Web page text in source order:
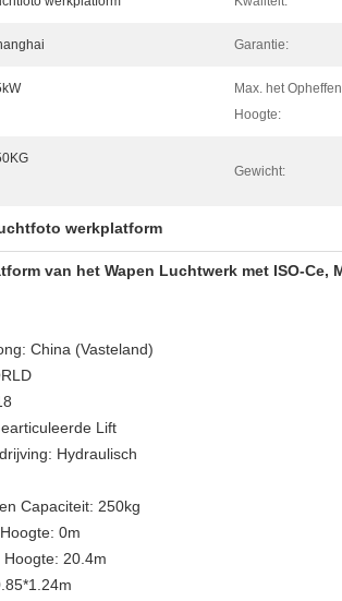
Garantie:
Max. het Opheffen
Hoogte:
Gewicht:
werkplatform
van het Wapen Luchtwerk met ISO-Ce,
China (Vasteland)
Lift
Hydraulisch
Capaciteit: 250kg
0m
20.4m